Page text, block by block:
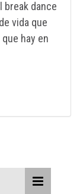
break dance
vida que
hay en